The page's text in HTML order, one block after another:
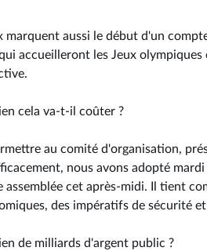
marquent aussi le début d'un
accueilleront les Jeux
cela va-t-il coûter ?
au comité d'organisation,
nous avons adopté
assemblée cet après-midi. Il tient
des impératifs de sécurité
de milliards d'argent public ?